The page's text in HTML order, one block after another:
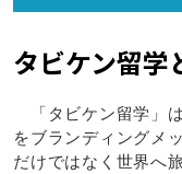
タビケン留学
「タビケン留学」
をブランディングメ
だけではなく世界へ